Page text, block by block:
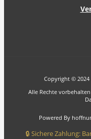
Copyright © 2024
Alle Rechte
Powered By
🔒 Sichere Zahlung: